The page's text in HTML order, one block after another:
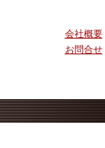
会社概要
お問合せ